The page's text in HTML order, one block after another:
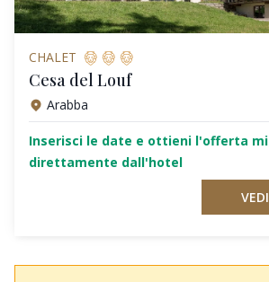
CHALET
Cesa del Louf
Arabba
Inserisci le date e ottieni l'offerta
direttamente dall'hotel